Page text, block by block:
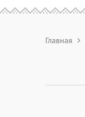
Главная